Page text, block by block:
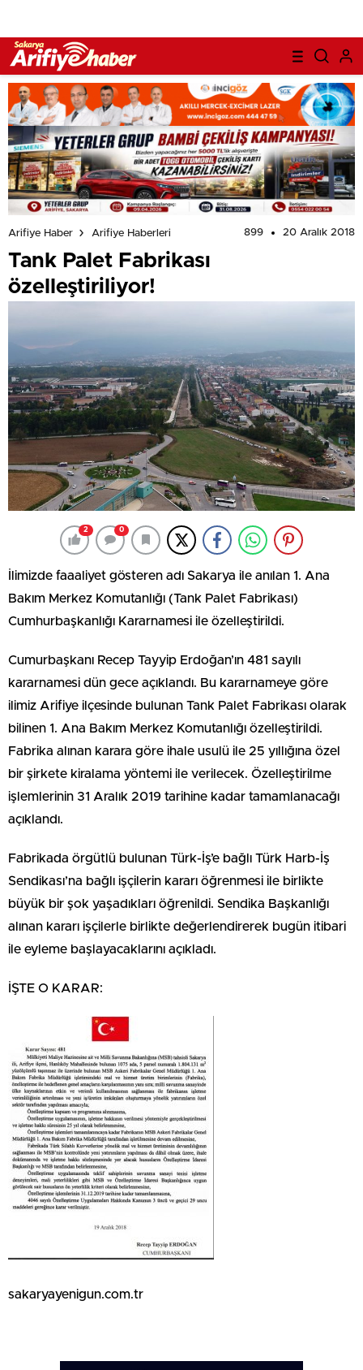
Arifiye Haber Arifiye Haberleri 899 20 Aralık 2018
Tank Palet Fabrikası
özelleştiriliyor!
2 0
İlimizde faaaliyet gösteren adı Sakarya ile anılan 1. Ana
Bakım Merkez Komutanlığı (Tank Palet Fabrikası)
Cumhurbaşkanlığı Kararnamesi ile özelleştirildi.
Cumurbaşkanı Recep Tayyip Erdoğan’ın 481 sayılı
kararnamesi dün gece açıklandı. Bu kararnameye göre
ilimiz Arifiye ilçesinde bulunan Tank Palet Fabrikası olarak
bilinen 1. Ana Bakım Merkez Komutanlığı özelleştirildi.
Fabrika alınan karara göre ihale usulü ile 25 yıllığına özel
bir şirkete kiralama yöntemi ile verilecek. Özelleştirilme
işlemlerinin 31 Aralık 2019 tarihine kadar tamamlanacağı
açıklandı.
Fabrikada örgütlü bulunan Türk-İş’e bağlı Türk Harb-İş
Sendikası’na bağlı işçilerin kararı öğrenmesi ile birlikte
büyük bir şok yaşadıkları öğrenildi. Sendika Başkanlığı
alınan kararı işçilerle birlikte değerlendirerek bugün itibari
ile eyleme başlayacaklarını açıkladı.
İŞTE O KARAR:
sakaryayenigun.com.tr